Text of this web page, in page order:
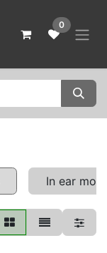
0
In ear